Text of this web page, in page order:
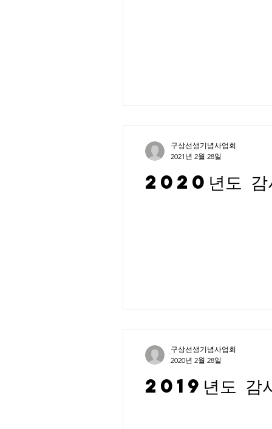
2020년도 감
구상선생기념사업회
2021년 2월 28일
2019년도 감
구상선생기념사업회
2020년 2월 28일